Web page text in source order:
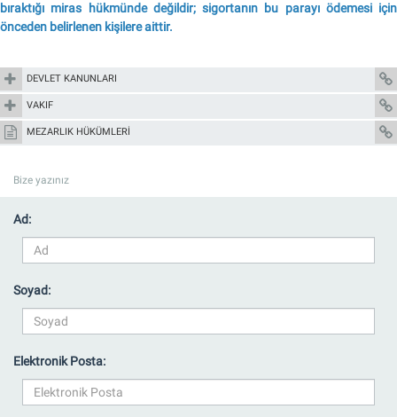
bıraktığı miras hükmünde değildir; sigortanın bu parayı ödemesi için
önceden belirlenen kişilere aittir.
DEVLET KANUNLARI
VAKIF
MEZARLIK HÜKÜMLERİ
Bize yazınız
Ad:
Soyad:
Elektronik Posta: